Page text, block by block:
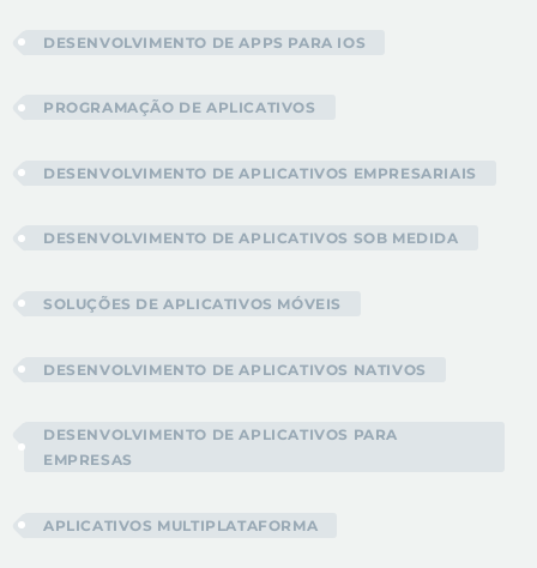
DESENVOLVIMENTO DE APPS PARA IOS
PROGRAMAÇÃO DE APLICATIVOS
DESENVOLVIMENTO DE APLICATIVOS EMPRESARIAIS
DESENVOLVIMENTO DE APLICATIVOS SOB MEDIDA
SOLUÇÕES DE APLICATIVOS MÓVEIS
DESENVOLVIMENTO DE APLICATIVOS NATIVOS
DESENVOLVIMENTO DE APLICATIVOS PARA
EMPRESAS
APLICATIVOS MULTIPLATAFORMA